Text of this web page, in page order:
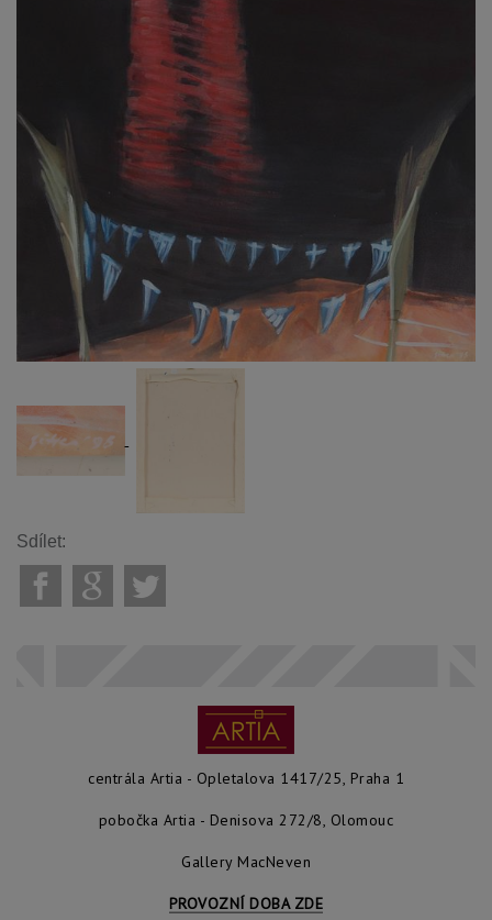
Sdílet:
centrála Artia - Opletalova 1417/25, Praha 1
pobočka Artia - Denisova 272/8, Olomouc
Gallery MacNeven
PROVOZNÍ DOBA ZDE